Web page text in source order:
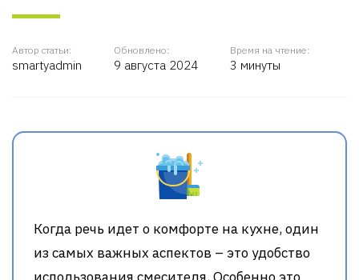
Автор статьи:
smartyadmin
Обновлено:
9 августа 2024
Время на чтение:
3 минуты
Когда речь идет о комфорте на кухне, один
из самых важных аспектов – это удобство